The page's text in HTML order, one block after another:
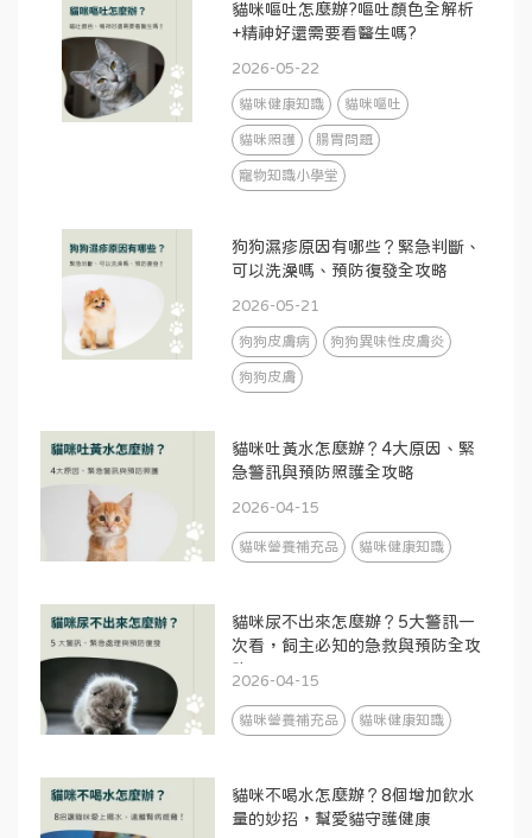
貓咪嘔吐怎麼辦?嘔吐顏色全解析
+精神好還需要看醫生嗎?
2026-05-22
貓咪健康知識 貓咪嘔吐
貓咪照護 腸胃問題
寵物知識小學堂
狗狗濕疹原因有哪些？緊急判斷、
可以洗澡嗎、預防復發全攻略
2026-05-21
狗狗皮膚病 狗狗異味性皮膚炎
狗狗皮膚
貓咪吐黃水怎麼辦？4大原因、緊
急警訊與預防照護全攻略
2026-04-15
貓咪營養補充品 貓咪健康知識
貓咪尿不出來怎麼辦？5大警訊一
次看，飼主必知的急救與預防全攻
略
2026-04-15
貓咪營養補充品 貓咪健康知識
貓咪不喝水怎麼辦？8個增加飲水
量的妙招，幫愛貓守護健康